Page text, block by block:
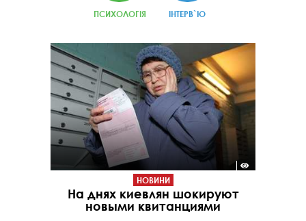
ПСИХОЛОГІЯ ІНТЕРВ`Ю
НОВИНИ
На днях киевлян шокируют
новыми квитанциями